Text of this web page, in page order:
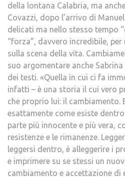
della lontana Calabria, ma
Covazzi, dopo l’arrivo di
delicati ma nello stesso tempo
“forza”, davvero incredibile,
sulla scena della vita.
suo argomentare anche
dei testi. «Quella in cui ci fa
infatti – è una storia il cui vero
che proprio lui: il cambiamento.
esattamente come esiste
parte più innocente e più vera,
resistenze e le rimanenze.
leggersi dentro, è alleggerire i
e imprimere su se stessi un
cambiamento e accettazione di